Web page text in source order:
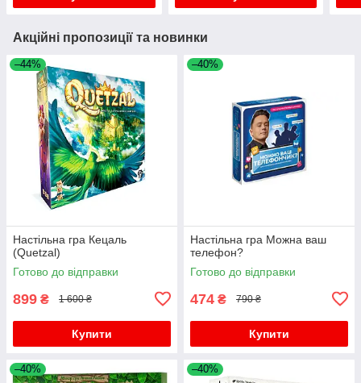
Акційні пропозиції та новинки
–44%
Настільна гра Кецаль
(Quetzal)
Готово до відправки
899 ₴ 1 600 ₴
Купити
–40%
Настільна гра Можна ваш
телефон?
Готово до відправки
474 ₴ 790 ₴
Купити
–40% –40%